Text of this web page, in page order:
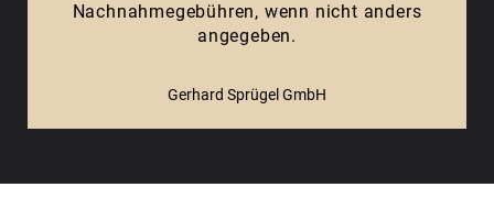
Nachnahmegebühren, wenn nicht anders
angegeben.
Gerhard Sprügel GmbH